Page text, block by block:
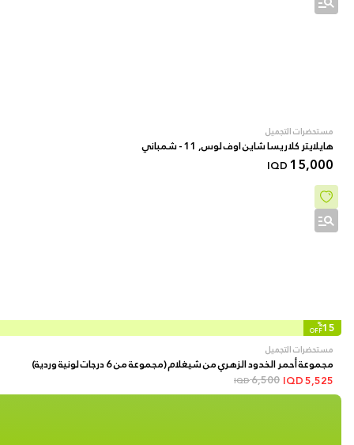
مستحضرات التجميل
هايلايتر كلاريسا شاين اوف لوس, 11 - شمباني
15,000
IQD
15
%
OFF
مستحضرات التجميل
مجموعة أحمر الخدود الزهري من شيغلام (مجموعة من 6 درجات لونية وردية)
5,525
6,500
IQD